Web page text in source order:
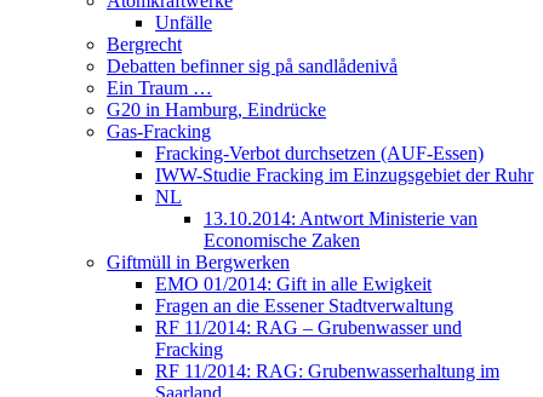
Unfälle
Bergrecht
Debatten befinner sig på sandlådenivå
Ein Traum …
G20 in Hamburg, Eindrücke
Gas-Fracking
Fracking-Verbot durchsetzen (AUF-Essen)
IWW-Studie Fracking im Einzugsgebiet der Ruhr
NL
13.10.2014: Antwort Ministerie van
Economische Zaken
Giftmüll in Bergwerken
EMO 01/2014: Gift in alle Ewigkeit
Fragen an die Essener Stadtverwaltung
RF 11/2014: RAG – Grubenwasser und
Fracking
RF 11/2014: RAG: Grubenwasserhaltung im
Saarland